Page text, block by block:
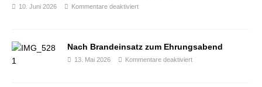
10. Juni 2026 Kommentare deaktiviert
Nach Brandeinsatz zum Ehrungsabend
13. Mai 2026 Kommentare deaktiviert